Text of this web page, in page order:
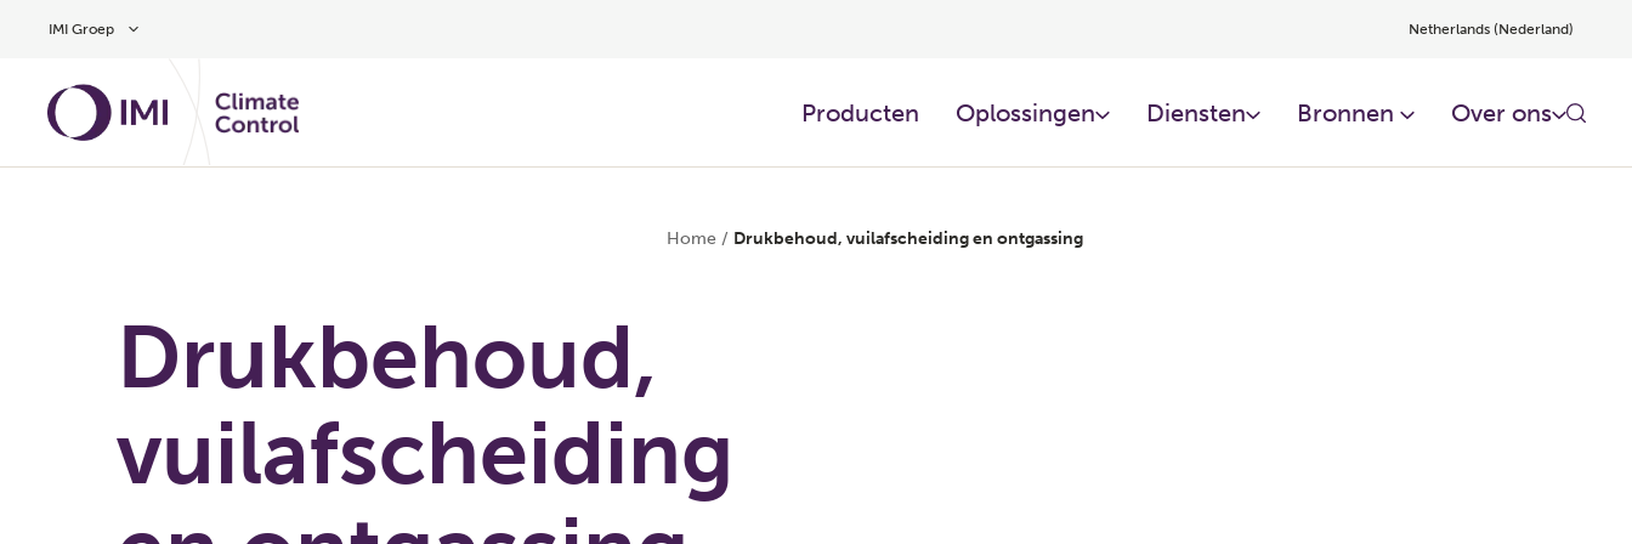
IMI Groep Netherlands (Nederland)
Producten Oplossingen​ Diensten​ Bronnen ​ Over ons​
Home/ Drukbehoud, vuilafscheiding en ontgassing
Drukbehoud,
vuilafscheiding